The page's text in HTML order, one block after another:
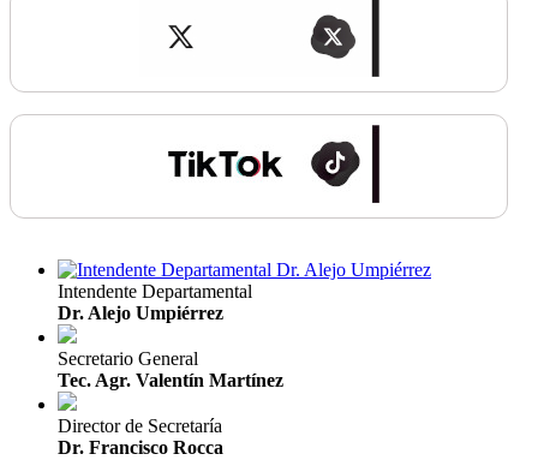
Intendente Departamental
Dr. Alejo Umpiérrez
Secretario General
Tec. Agr. Valentín Martínez
Director de Secretaría
Dr. Francisco Rocca